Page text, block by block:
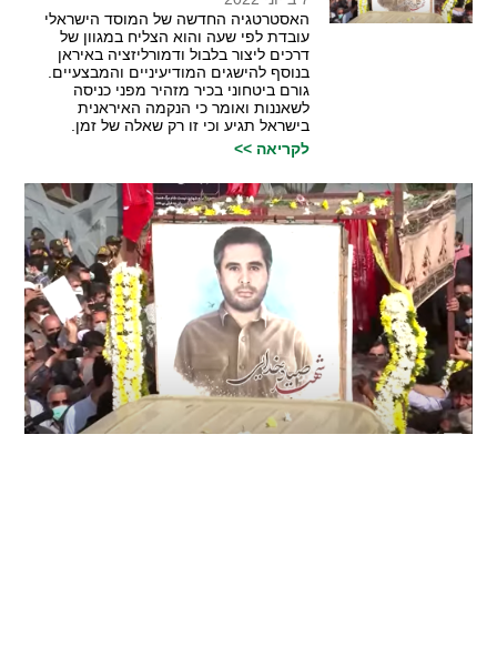
האסטרטגיה החדשה של המוסד הישראלי
עובדת לפי שעה והוא הצליח במגוון של
דרכים ליצור בלבול ודמורליזציה באיראן
בנוסף להישגים המודיעיניים והמבצעיים.
גורם ביטחוני בכיר מזהיר מפני כניסה
לשאננות ואומר כי הנקמה האיראנית
בישראל תגיע וכי זו רק שאלה של זמן.
לקריאה >>